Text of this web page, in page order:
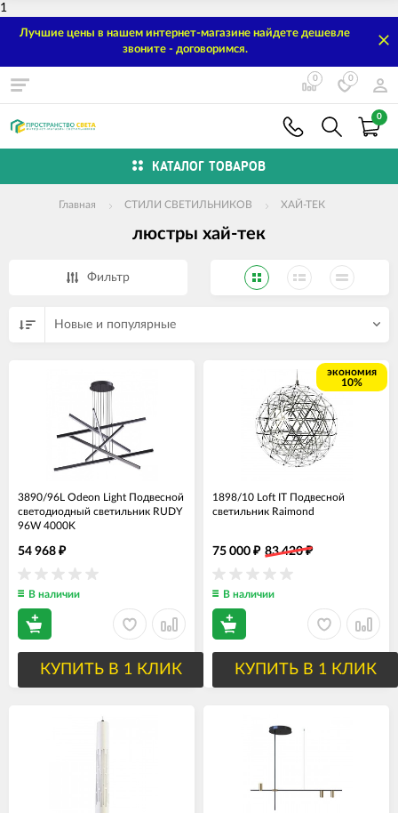
1
Лучшие цены в нашем интернет-магазине найдете дешевле
звоните - договоримся.
0 0
0
КАТАЛОГ ТОВАРОВ
Главная СТИЛИ СВЕТИЛЬНИКОВ ХАЙ-ТЕК
люстры хай-тек
Фильтр
Новые и популярные
3890/96L Odeon Light Подвесной
светодиодный светильник RUDY
96W 4000K
54 968 ₽
В наличии
КУПИТЬ В 1 КЛИК
экономия
10%
1898/10 Loft IT Подвесной
светильник Raimond
75 000 ₽ 83 420₽
В наличии
КУПИТЬ В 1 КЛИК